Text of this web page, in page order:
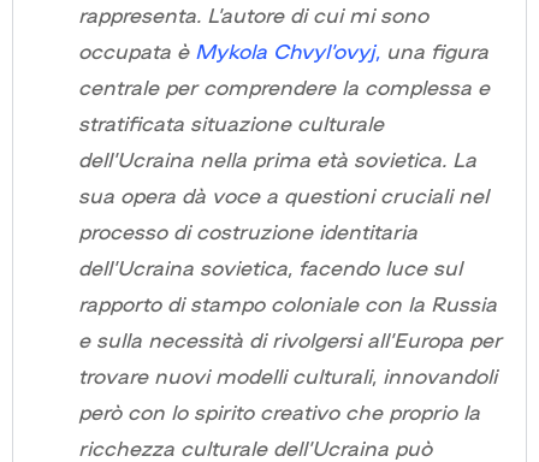
rappresenta. L’autore di cui mi sono
occupata è Mykola Chvyl’ovyj, una figura
centrale per comprendere la complessa e
stratificata situazione culturale
dell’Ucraina nella prima età sovietica. La
sua opera dà voce a questioni cruciali nel
processo di costruzione identitaria
dell’Ucraina sovietica, facendo luce sul
rapporto di stampo coloniale con la Russia
e sulla necessità di rivolgersi all’Europa per
trovare nuovi modelli culturali, innovandoli
però con lo spirito creativo che proprio la
ricchezza culturale dell’Ucraina può